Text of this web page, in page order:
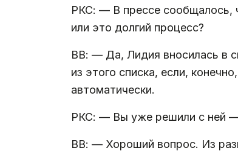
РКС: — В прессе сообщалось,
или это долгий процесс?
ВВ: — Да, Лидия вносилась в
из этого списка, если,
автоматически.
РКС: — Вы уже решили с ней —
ВВ: — Хороший вопрос. Из